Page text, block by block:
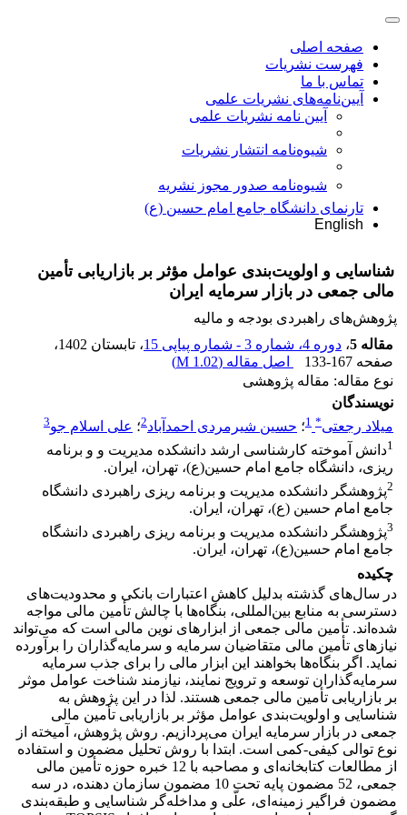
صفحه اصلی
فهرست نشریات
تماس با ما
آیین‌نامه‌های نشریات علمی
آیین نامه نشریات علمی
شیوه‌نامه انتشار نشریات
شیوهنامه صدور مجوز نشریه
تارنمای دانشگاه جامع امام حسین (ع)
English
شناسایی و اولویت‌بندی عوامل مؤثر بر بازاریابی تأمین
مالی جمعی در بازار سرمایه ایران
پژوهش‌های راهبردی بودجه و مالیه
مقاله 5
، دوره 4، شماره 3 - شماره پیاپی 15 ، تابستان 1402
،
صفحه 133-167 اصل مقاله (1.02 M
)
نوع مقاله: مقاله پژوهشی
نویسندگان
میلاد رجعتی*
1؛ حسین شیرمردی احمدآباد2؛ علی اسلام جو3
1دانش آموخته کارشناسی ارشد دانشکده مدیریت و و برنامه
ریزی، دانشگاه جامع امام حسین(ع)، تهران، ایران.
2پژوهشگر دانشکده مدیریت و برنامه ریزی راهبردی دانشگاه
جامع امام حسین (ع)، تهران، ایران.
3پژوهشگر دانشکده مدیریت و برنامه ریزی راهبردی دانشگاه
جامع امام حسین(ع)، تهران، ایران.
چکیده
در سال‌های گذشته بدلیل کاهش اعتبارات بانکی و محدودیت‌های
دسترسی به منابع بین‌المللی، بنگاه‌ها با چالش تأمین مالی مواجه
شده‌اند. تأمین مالی جمعی از ابزارهای نوین مالی است که می‌تواند
نیازهای تأمین مالی متقاضیان سرمایه و سرمایه‌گذاران را برآورده
نماید. اگر بنگاه‌ها بخواهند این ابزار مالی را برای جذب سرمایه
سرمایه‌گذاران توسعه و ترویج نمایند، نیازمند شناخت عوامل موثر
بر بازاریابی تأمین مالی جمعی هستند. لذا در این پژوهش به
شناسایی و اولویت‌بندی عوامل مؤثر بر بازاریابی تأمین مالی
جمعی در بازار سرمایه ایران می‌پردازیم. روش پژوهش، آمیخته از
نوع توالی کیفی-کمی است. ابتدا با روش تحلیل مضمون و استفاده
از مطالعات کتابخانه‌ای و مصاحبه با 12 خبره حوزه تأمین مالی
جمعی، 52 مضمون پایه تحت 10 مضمون سازمان دهنده، در سه
مضمون فراگیر زمینه‌ای، علّی و مداخله‌گر شناسایی و طبقه‌بندی